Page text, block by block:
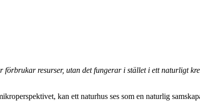
resurser, utan det fungerar i stället i ett naturligt
kan ett naturhus ses som en naturlig